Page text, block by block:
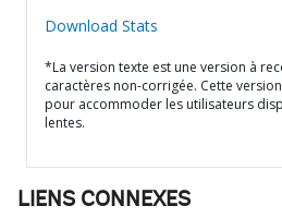
Download Stats
*La version texte est une version à
caractères non-corrigée. Cette
pour accommoder les utilisateurs
lentes.
LIENS CONNEXES